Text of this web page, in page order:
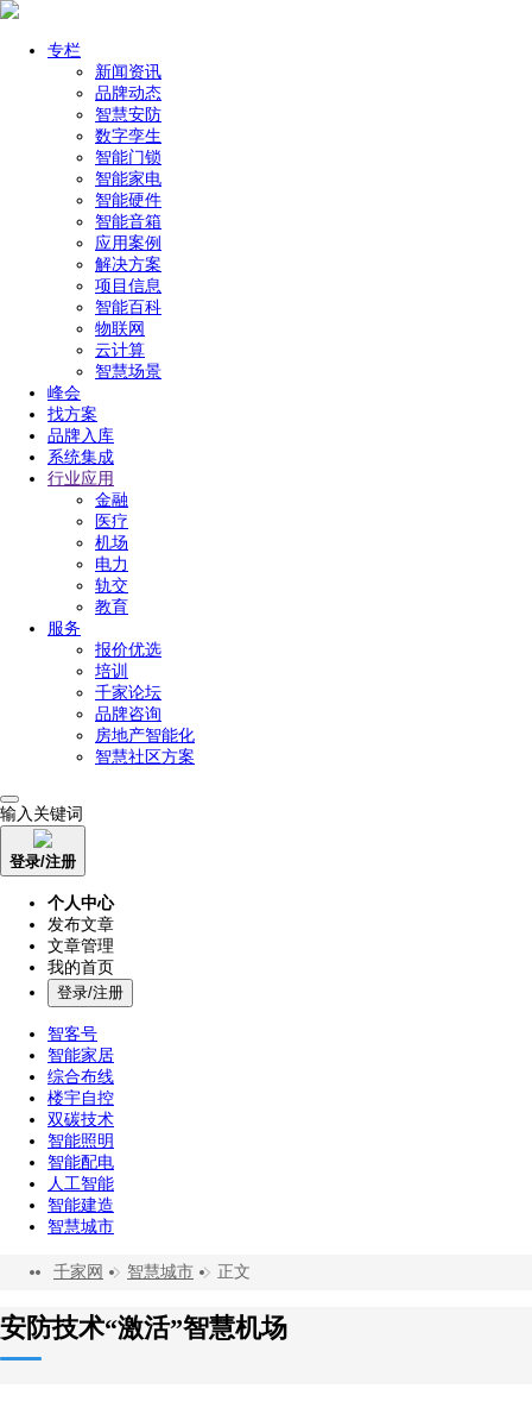
专栏
新闻资讯
品牌动态
智慧安防
数字孪生
智能门锁
智能家电
智能硬件
智能音箱
应用案例
解决方案
项目信息
智能百科
物联网
云计算
智慧场景
峰会
找方案
品牌入库
系统集成
行业应用
金融
医疗
机场
电力
轨交
教育
服务
报价优选
培训
千家论坛
品牌咨询
房地产智能化
智慧社区方案
输入关键词
登录/注册
个人中心
发布文章
文章管理
我的首页
登录/注册
智客号
智能家居
综合布线
楼宇自控
双碳技术
智能照明
智能配电
人工智能
智能建造
智慧城市
千家网 智慧城市 正文
安防技术“激活”智慧机场